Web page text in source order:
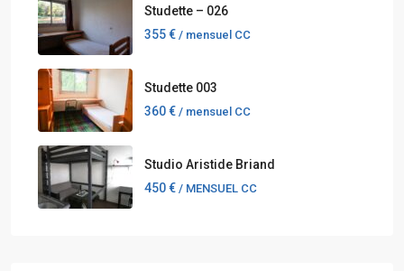
Studette – 026
355 € / mensuel CC
Studette 003
360 € / mensuel CC
Studio Aristide Briand
450 € / MENSUEL CC